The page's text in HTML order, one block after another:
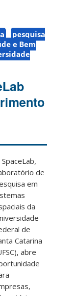
pesquisa
e Bem
SpaceLab,
de
em
da
de
Catarina
abre